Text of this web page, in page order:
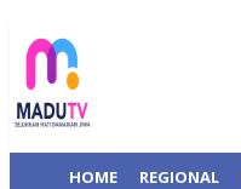
HOME REGIONAL